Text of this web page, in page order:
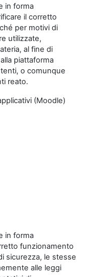
in forma
il corretto
per motivi di
utilizzate,
al fine di
piattaforma
o comunque
reato.
(Moodle)
in forma
funzionamento
sicurezza, le stesse
alle leggi